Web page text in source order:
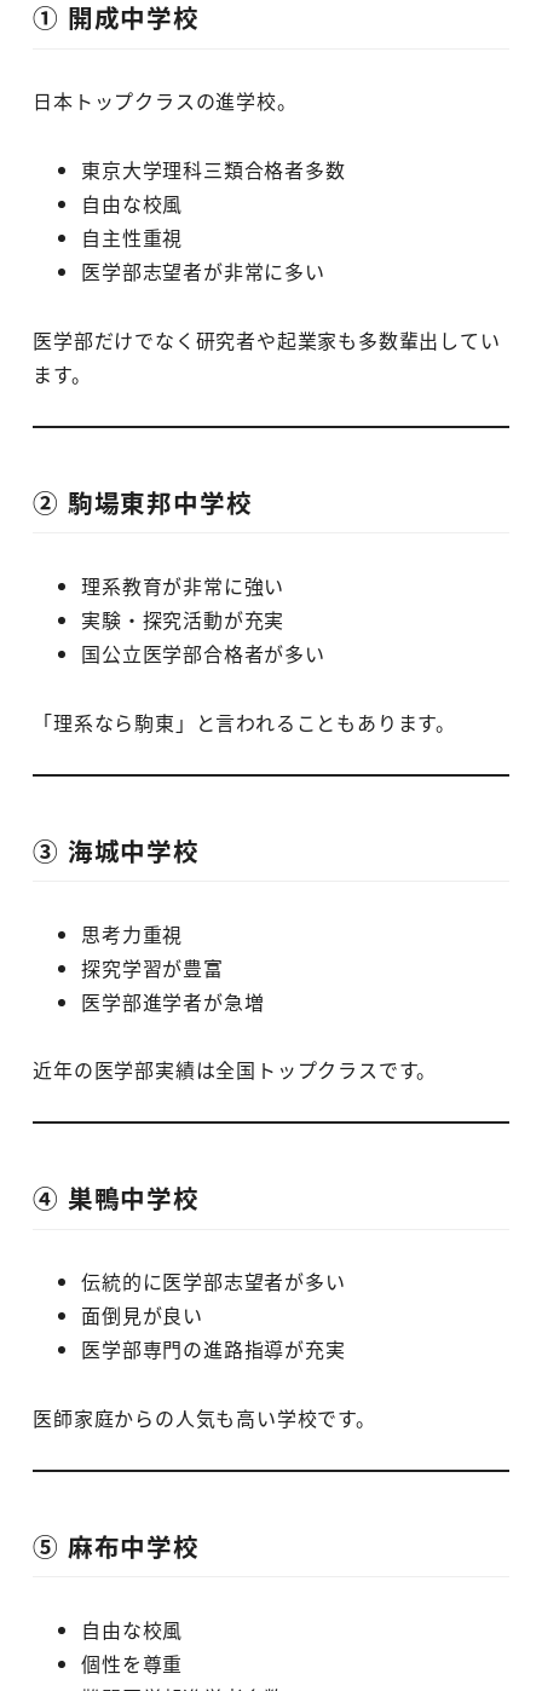
① 開成中学校
日本トップクラスの進学校。
東京大学理科三類合格者多数
自由な校風
自主性重視
医学部志望者が非常に多い
医学部だけでなく研究者や起業家も多数輩出してい
ます。
② 駒場東邦中学校
理系教育が非常に強い
実験・探究活動が充実
国公立医学部合格者が多い
「理系なら駒東」と言われることもあります。
③ 海城中学校
思考力重視
探究学習が豊富
医学部進学者が急増
近年の医学部実績は全国トップクラスです。
④ 巣鴨中学校
伝統的に医学部志望者が多い
面倒見が良い
医学部専門の進路指導が充実
医師家庭からの人気も高い学校です。
⑤ 麻布中学校
自由な校風
個性を尊重